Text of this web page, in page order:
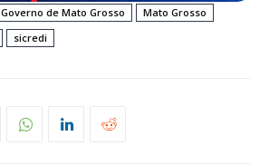
Governo de Mato Grosso
Mato Grosso
sicredi